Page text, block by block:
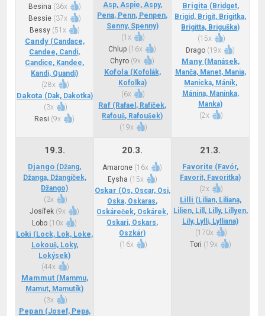
Besina (36x
)
Bessie (37x
)
Bessy (51x )
Candy(Candace,
Candee, Candi,
Candice, Kandee,
Kandi, Quandi)
(28x )
Dakota (Dak, Dakotka)
(3x
)
Resi (9x )
Asp, Aspie, Aspy,
Pena, Penn, Penpen,
Senny, Spenny)
(1x
)
Chlup (16x
)
Chyro (9x )
Kofola (Kofolák,
Kofolka)
(6x )
Raf (Rafael, Rafíček,
Rafouš, Rafoušek)
(19x )
Brigita (Bridget,
Brigid, Brigit, Brigitka,
Brigitta, Briguška)
(15x
)
Drago (19x )
Many(Manásek,
Manča, Manet, Mania,
Manicka, Máník,
Mánina, Maninka,
Manka)
(2x )
19.3.
Django (Džang,
Džanga, Džangíček,
Džango)
(3x
)
Josífek (9x
)
Lobo (10x )
Loki (Lock, Lok, Loke,
Lokouš, Loky,
Lokýsek)
(44x )
Mammut(Mammu,
Mamut, Mamutík)
(3x )
Pepan (Josef, Pepa,
20.3.
Amarone (16x
)
Eysha (15x )
Oskar (Os, Oscar, Osi,
Oska, Oskaras,
Oskáreček, Oskárek,
Oskari, Oskars,
Oszkár)
(16x )
21.3.
Favorite (Favór,
Favorit, Favoritka)
(2x )
Lilli (Lilian, Liliana,
Lilien, Lill, Lilly, Lillyen,
Lily, Lylli, Lylliana)
(170x
)
Tori (19x )